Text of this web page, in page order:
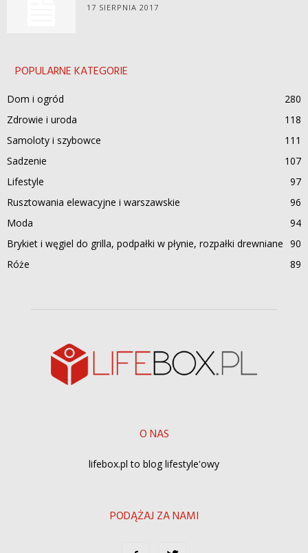
17 SIERPNIA 2017
POPULARNE KATEGORIE
Dom i ogród
280
Zdrowie i uroda
118
Samoloty i szybowce
111
Sadzenie
107
Lifestyle
97
Rusztowania elewacyjne i warszawskie
96
Moda
94
Brykiet i węgiel do grilla, podpałki w płynie, rozpałki drewniane 90
Róże
89
O NAS
lifebox.pl to blog lifestyle'owy
PODĄŻAJ ZA NAMI